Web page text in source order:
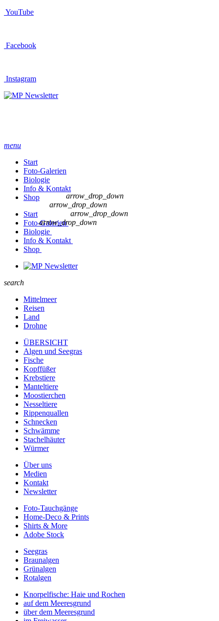
YouTube
Facebook
Instagram
Newsletter
menu
Start
Foto-Galerien
Biologie
Info & Kontakt
Shop
Start
Foto-Galerien
arrow_drop_down
Biologie
arrow_drop_down
Info & Kontakt
arrow_drop_down
Shop
arrow_drop_down
Newsletter
search
Mittelmeer
Reisen
Land
Drohne
ÜBERSICHT
Algen und Seegras
Fische
Kopffüßer
Krebstiere
Manteltiere
Moostierchen
Nesseltiere
Rippenquallen
Schnecken
Schwämme
Stachelhäuter
Würmer
Über uns
Medien
Kontakt
Newsletter
Foto-Tauchgänge
Home-Deco & Prints
Shirts & More
Adobe Stock
Seegras
Braunalgen
Grünalgen
Rotalgen
Knorpelfische: Haie und Rochen
auf dem Meeresgrund
über dem Meeresgrund